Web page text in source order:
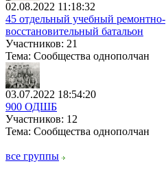
02.08.2022 11:18:32
45 отдельный учебный ремонтно-
восстановительный батальон
Участников: 21
Тема: Сообщества однополчан
03.07.2022 18:54:20
900 ОДШБ
Участников: 12
Тема: Сообщества однополчан
все группы